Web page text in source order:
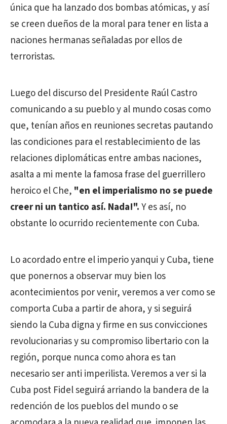
única que ha lanzado dos bombas atómicas, y así
se creen dueños de la moral para tener en lista a
naciones hermanas señaladas por ellos de
terroristas.
Luego del discurso del Presidente Raúl Castro
comunicando a su pueblo y al mundo cosas como
que, tenían años en reuniones secretas pautando
las condiciones para el restablecimiento de las
relaciones diplomáticas entre ambas naciones,
asalta a mi mente la famosa frase del guerrillero
heroico el Che, "en el imperialismo no se puede
creer ni un tantico así. Nada!".Y es así, no
obstante lo ocurrido recientemente con Cuba.
Lo acordado entre el imperio yanqui y Cuba, tiene
que ponernos a observar muy bien los
acontecimientos por venir, veremos a ver como se
comporta Cuba a partir de ahora, y si seguirá
siendo la Cuba digna y firme en sus convicciones
revolucionarias y su compromiso libertario con la
región, porque nunca como ahora es tan
necesario ser anti imperilista. Veremos a ver si la
Cuba post Fidel seguirá arriando la bandera de la
redención de los pueblos del mundo o se